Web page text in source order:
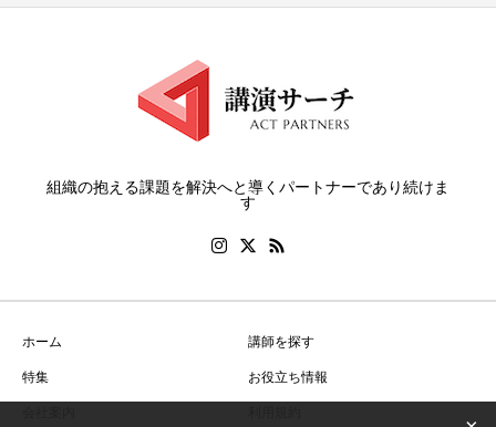
組織の抱える課題を解決へと導くパートナーであり続けま
す
ホーム 講師を探す
特集 お役立ち情報